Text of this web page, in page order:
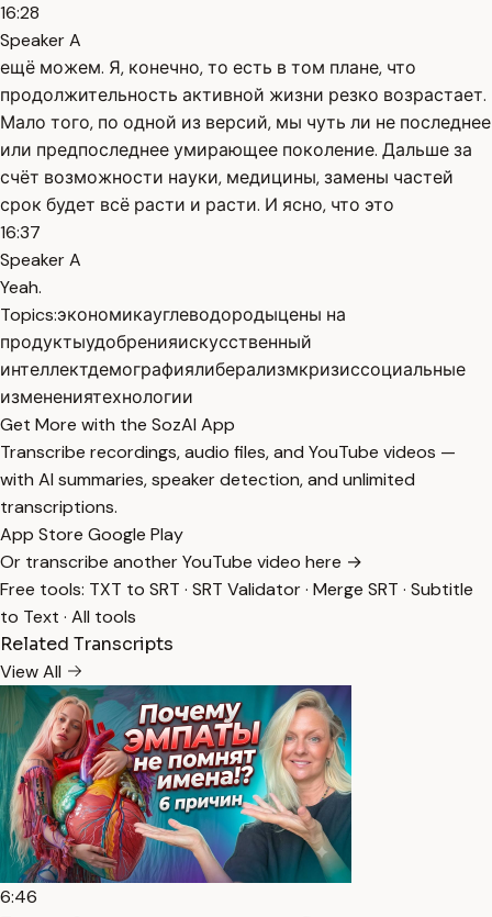
16:28
Speaker A
ещё можем. Я, конечно, то есть в том плане, что
продолжительность активной жизни резко возрастает.
Мало того, по одной из версий, мы чуть ли не последнее
или предпоследнее умирающее поколение. Дальше за
счёт возможности науки, медицины, замены частей
срок будет всё расти и расти. И ясно, что это
16:37
Speaker A
Yeah.
Topics:экономикауглеводородыцены на
продуктыудобренияискусственный
интеллектдемографиялиберализмкризиссоциальные
изменениятехнологии
Get More with the SozAI App
Transcribe recordings, audio files, and YouTube videos —
with AI summaries, speaker detection, and unlimited
transcriptions.
App Store Google Play
Or transcribe another YouTube video here →
Free tools: TXT to SRT · SRT Validator· Merge SRT · Subtitle
to Text · All tools
Related Transcripts
View All
6:46